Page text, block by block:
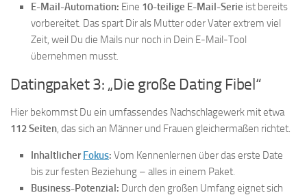
E-Mail-Automation: Eine 10-teilige E-Mail-Serie ist bereits
vorbereitet. Das spart Dir als Mutter oder Vater extrem viel
Zeit, weil Du die Mails nur noch in Dein E-Mail-Tool
übernehmen musst.
Datingpaket 3: „Die große Dating Fibel“
Hier bekommst Du ein umfassendes Nachschlagewerk mit etwa
112 Seiten, das sich an Männer und Frauen gleichermaßen richtet.
InhaltlicherFokus: Vom Kennenlernen über das erste Date
bis zur festen Beziehung – alles in einem Paket.
Business-Potenzial: Durch den großen Umfang eignet sich